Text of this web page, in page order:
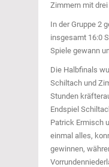
Zimmern mit
In der Gruppe 2
insgesamt 16:0
Spiele gewann
Die Halbfinals
Schiltach und
Stunden
Endspiel
Patrick Ermisch
einmal alles,
gewinnen,